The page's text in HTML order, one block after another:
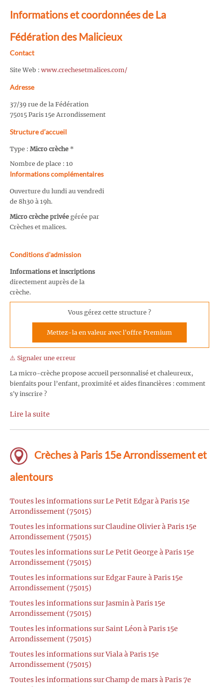
Informations et coordonnées de La
Fédération des Malicieux
Contact
Site Web : www.crechesetmalices.com/
Adresse
37/39 rue de la Fédération
75015 Paris 15e Arrondissement
Structure d’accueil
Type : Micro crèche *
Nombre de place : 10
Informations complémentaires
Ouverture du lundi au vendredi
de 8h30 à 19h.
Micro crèche privée gérée par
Crèches et malices.
Conditions d'admission
Informations et inscriptions
directement auprès de la
crèche.
Vous gérez cette structure ?
Mettez-la en valeur avec l'offre Premium
⚠️ Signaler une erreur
La micro-crèche propose accueil personnalisé et chaleureux,
bienfaits pour l’enfant, proximité et aides financières : comment
s'y inscrire ?
Lire la suite
Crèches à Paris 15e Arrondissement et
alentours
Toutes les informations sur Le Petit Edgar à Paris 15e
Arrondissement (75015)
Toutes les informations sur Claudine Olivier à Paris 15e
Arrondissement (75015)
Toutes les informations sur Le Petit George à Paris 15e
Arrondissement (75015)
Toutes les informations sur Edgar Faure à Paris 15e
Arrondissement (75015)
Toutes les informations sur Jasmin à Paris 15e
Arrondissement (75015)
Toutes les informations sur Saint Léon à Paris 15e
Arrondissement (75015)
Toutes les informations sur Viala à Paris 15e
Arrondissement (75015)
Toutes les informations sur Champ de mars à Paris 7e